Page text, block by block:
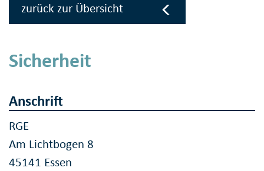
zurück zur Übersicht
Sicherheit
Anschrift
RGE
Am Lichtbogen 8
45141 Essen